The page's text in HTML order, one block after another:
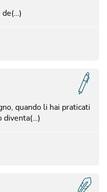
de(…)
quando li hai praticati
diventa(…)